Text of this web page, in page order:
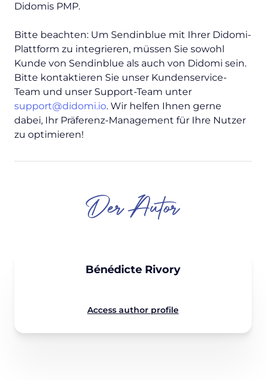
Didomis PMP.
Bitte beachten: Um Sendinblue mit Ihrer Didomi-
Plattform zu integrieren, müssen Sie sowohl
Kunde von Sendinblue als auch von Didomi sein.
Bitte kontaktieren Sie unser Kundenservice-
Team und unser Support-Team unter
support@didomi.io. Wir helfen Ihnen gerne
dabei, Ihr Präferenz-Management für Ihre Nutzer
zu optimieren!
Der Autor
Bénédicte Rivory
Access author profile